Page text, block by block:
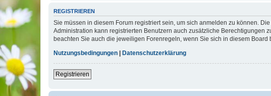
REGISTRIEREN
Sie müssen in diesem Forum registriert sein, um sich anmelden zu können.
Administration kann registrierten Benutzern auch zusätzliche
beachten Sie auch die jeweiligen Forenregeln, wenn Sie sich in diesem Board
Nutzungsbedingungen
Datenschutzerklärung
Registrieren